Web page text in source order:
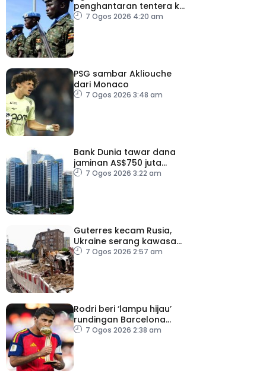
penghantaran tentera ke
Gaza bawah pelan
7 Ogos 2026 4:20 am
PSG sambar Akliouche
dari Monaco
7 Ogos 2026 3:48 am
Bank Dunia tawar dana
jaminan AS$750 juta
kepada Indonesia bantu
7 Ogos 2026 3:22 am
Guterres kecam Rusia,
Ukraine serang kawasan
awam7 Ogos 2026 2:57 am
Rodri beri ‘lampu hijau’
rundingan Barcelona
dengan Man City
7 Ogos 2026 2:38 am